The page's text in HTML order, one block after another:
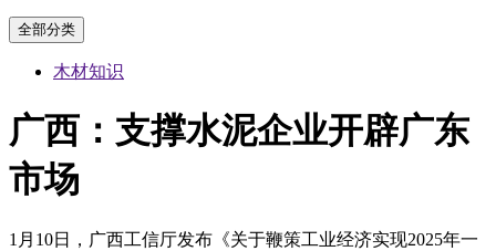
全部分类
木材知识
广西：支撑水泥企业开辟广东
市场
1月10日，广西工信厅发布《关于鞭策工业经济实现2025年一